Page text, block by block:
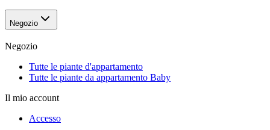
Negozio
Negozio
Tutte le piante d'appartamento
Tutte le piante da appartamento Baby
Il mio account
Accesso